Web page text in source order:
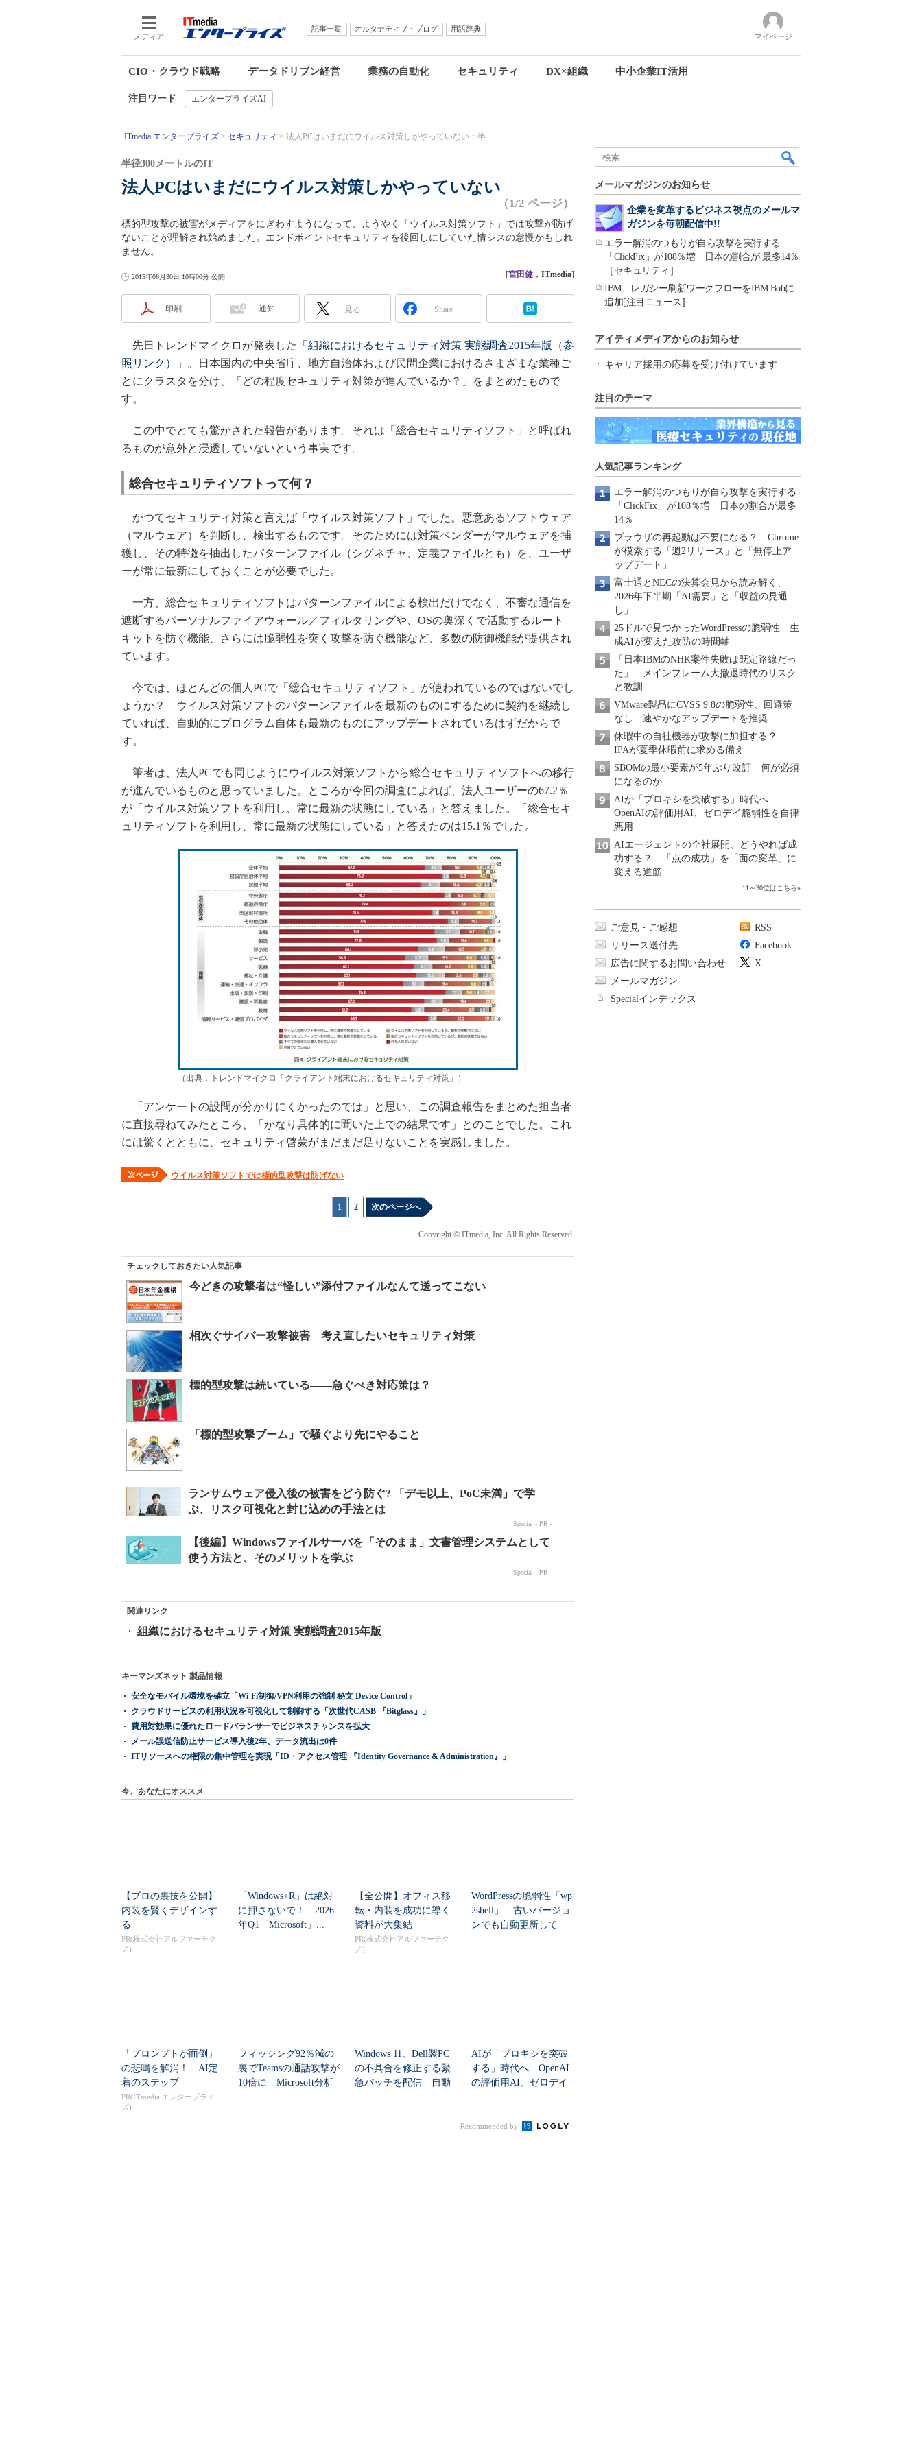
メディア
記事一覧 オルタナティブ・ブログ
用語辞典
マイページ
CIO・クラウド戦略 データドリブン経営 業務の自動化 セキュリティ DX×組織 中小企業IT活用
注目ワード エンタープライズAI
ITmedia エンタープライズ セキュリティ 法人PCはいまだにウイルス対策しかやっていない：半...
法人PCはいまだにウイルス対策しかやっていない
半径300メートルのIT
（1/2 ページ）
標的型攻撃の被害がメディアをにぎわすようになって、ようやく「ウイルス対策ソフト」では攻撃が防げ
ないことが理解され始めました。エンドポイントセキュリティを後回しにしていた情シスの怠慢かもしれ
ません。
2015年06月30日 10時00分 公開 [宮田健 ， ITmedia]
印刷 通知 見る Share
先日トレンドマイクロが発表した「 組織におけるセキュリティ対策 実態調査2015年版（参
照リンク）
」。日本国内の中央省庁、地方自治体および民間企業におけるさまざまな業種ご
とにクラスタを分け、「どの程度セキュリティ対策が進んでいるか？」をまとめたもので
す。
この中でとても驚かされた報告があります。それは「総合セキュリティソフト」と呼ばれ
るものが意外と浸透していないという事実です。
総合セキュリティソフトって何？
かつてセキュリティ対策と言えば「ウイルス対策ソフト」でした。悪意あるソフトウェア
（マルウェア）を判断し、検出するものです。そのためには対策ベンダーがマルウェアを捕
獲し、その特徴を抽出したパターンファイル（シグネチャ、定義ファイルとも）を、ユーザ
ーが常に最新にしておくことが必要でした。
一方、総合セキュリティソフトはパターンファイルによる検出だけでなく、不審な通信を
遮断するパーソナルファイアウォール／フィルタリングや、OSの奥深くで活動するルート
キットを防ぐ機能、さらには脆弱性を突く攻撃を防ぐ機能など、多数の防御機能が提供され
ています。
今では、ほとんどの個人PCで「総合セキュリティソフト」が使われているのではないでし
ょうか？ ウイルス対策ソフトのパターンファイルを最新のものにするために契約を継続し
ていれば、自動的にプログラム自体も最新のものにアップデートされているはずだからで
す。
筆者は、法人PCでも同じようにウイルス対策ソフトから総合セキュリティソフトへの移行
が進んでいるものと思っていました。ところが今回の調査によれば、法人ユーザーの67.2％
が「ウイルス対策ソフトを利用し、常に最新の状態にしている」と答えました。「総合セキ
ュリティソフトを利用し、常に最新の状態にしている」と答えたのは15.1％でした。
（出典：トレンドマイクロ「クライアント端末におけるセキュリティ対策」）
「アンケートの設問が分かりにくかったのでは」と思い、この調査報告をまとめた担当者
に直接尋ねてみたところ、「かなり具体的に聞いた上での結果です」とのことでした。これ
には驚くとともに、セキュリティ啓蒙がまだまだ足りないことを実感しました。
ウイルス対策ソフトでは標的型攻撃は防げない
1 2 次のページへ
Copyright © ITmedia, Inc. All Rights Reserved.
チェックしておきたい人気記事
今どきの攻撃者は“怪しい”添付ファイルなんて送ってこない
相次ぐサイバー攻撃被害 考え直したいセキュリティ対策
標的型攻撃は続いている――急ぐべき対応策は？
「標的型攻撃ブーム」で騒ぐより先にやること
関連リンク
組織におけるセキュリティ対策 実態調査2015年版
キーマンズネット 製品情報
安全なモバイル環境を確立「Wi-Fi制御/VPN利用の強制 秘文 Device Control」
クラウドサービスの利用状況を可視化して制御する「次世代CASB 『Bitglass』」
費用対効果に優れたロードバランサーでビジネスチャンスを拡大
メール誤送信防止サービス導入後2年、データ流出は0件
ITリソースへの権限の集中管理を実現「ID・アクセス管理 『Identity Governance & Administration』」
今、あなたにオススメ
【プロの裏技を公開】
内装を賢くデザインす
る
PR(株式会社アルファーテク
ノ)
「Windows+R」は絶対
に押さないで！ 2026
年Q1「Microsoft」...
【全公開】オフィス移
転・内装を成功に導く
資料が大集結
PR(株式会社アルファーテク
ノ)
WordPressの脆弱性「wp
2shell」 古いバージョ
ンでも自動更新して
「プロンプトが面倒」
の悲鳴を解消！ AI定
着のステップ
PR(ITmedia エンタープライ
ズ)
フィッシング92％減の
裏でTeamsの通話攻撃が
10倍に Microsoft分析
Windows 11、Dell製PC
の不具合を修正する緊
急パッチを配信 自動
AIが「プロキシを突破
する」時代へ OpenAI
の評価用AI、ゼロデイ
Recommended by
メールマガジンのお知らせ
企業を変革するビジネス視点のメールマ
ガジンを毎朝配信中!!
エラー解消のつもりが自ら攻撃を実行する
「ClickFix」が108％増 日本の割合が 最多14％
［セキュリティ］
IBM、レガシー刷新ワークフローをIBM Bobに
追加[注目ニュース]
アイティメディアからのお知らせ
キャリア採用の応募を受け付けています
注目のテーマ
人気記事ランキング
エラー解消のつもりが自ら攻撃を実行する
「ClickFix」が108％増 日本の割合が最多
14％
ブラウザの再起動は不要になる？ Chrome
が模索する「週2リリース」と「無停止ア
ップデート」
富士通とNECの決算会見から読み解く、
2026年下半期「AI需要」と「収益の見通
し」
25ドルで見つかったWordPressの脆弱性 生
成AIが変えた攻防の時間軸
「日本IBMのNHK案件失敗は既定路線だっ
た」 メインフレーム大撤退時代のリスク
と教訓
VMware製品にCVSS 9.8の脆弱性、回避策
なし 速やかなアップデートを推奨
休暇中の自社機器が攻撃に加担する？
IPAが夏季休暇前に求める備え
SBOMの最小要素が5年ぶり改訂 何が必須
になるのか
AIが「プロキシを突破する」時代へ
OpenAIの評価用AI、ゼロデイ脆弱性を自律
悪用
AIエージェントの全社展開、どうやれば成
功する？ 「点の成功」を「面の変革」に
変える道筋
11～30位はこちら»
ご意見・ご感想
リリース送付先
広告に関するお問い合わせ
メールマガジン
Specialインデックス
RSS
Facebook
X